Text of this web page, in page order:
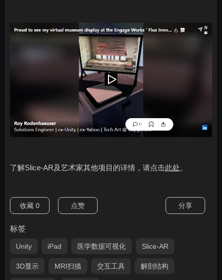
了解Slice-AR及艺术家其他项目的详情，请点击此处。
收藏 0 点赞 分享
标签
Unity iPad 医学数据可视化 Slice-AR
3D显示 MRI扫描 交互工具 解剖结构